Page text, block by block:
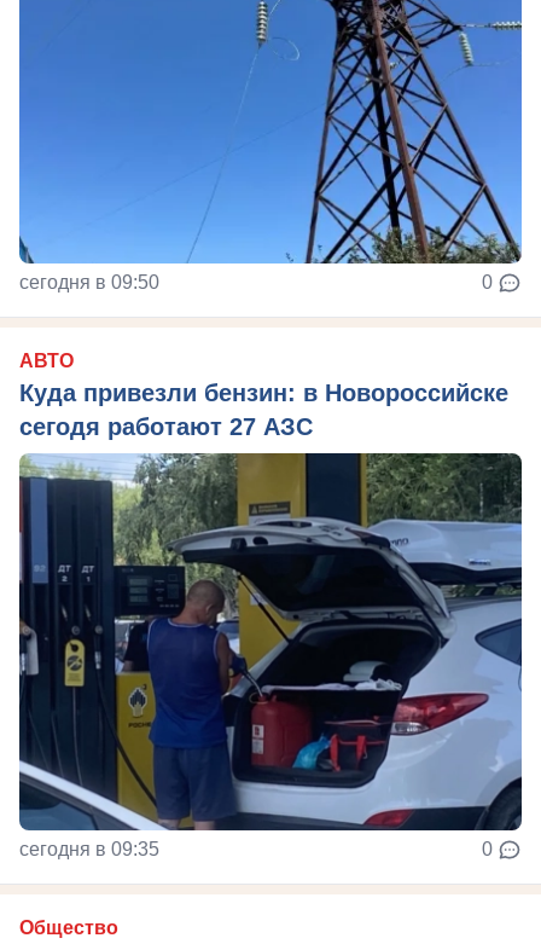
сегодня в 09:50 0
АВТО
Куда привезли бензин: в Новороссийске
сегодя работают 27 АЗС
сегодня в 09:35 0
Общество